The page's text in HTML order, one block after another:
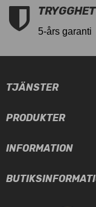
TRYGGHET
5-års garanti
TJÄNSTER
PRODUKTER
INFORMATION